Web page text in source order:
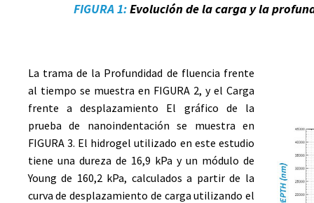
FIGURA 1:Evolución de la carga y la
La trama de la Profundidad de fluencia frente
al tiempo se muestra en FIGURA 2, y elCarga
frente a desplazamiento El gráfico de la
prueba de nanoindentación se muestra en
FIGURA 3. El hidrogel utilizado en este estudio
tiene una dureza de 16,9 kPa y un módulo de
Young de 160,2 kPa, calculados a partir de la
curva de desplazamiento de carga utilizando el